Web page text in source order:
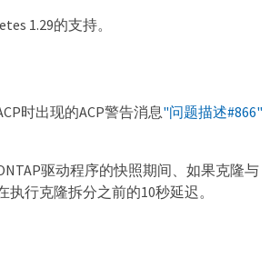
1.29的支持。
时出现的ACP警告消息"问题描述#866"
驱动程序的快照期间、如果克隆与
执行克隆拆分之前的10秒延迟。